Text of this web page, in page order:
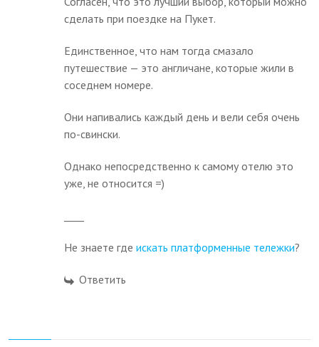
сделать при поездке на Пукет.
Единственное, что нам тогда смазало
путешествие — это англичане, которые жили в
соседнем номере.
Они напивались каждый день и вели себя очень
по-свински.
Однако непосредственно к самому отелю это
уже, не относится =)
Не знаете гдеискать платформенные тележки?
Ответить